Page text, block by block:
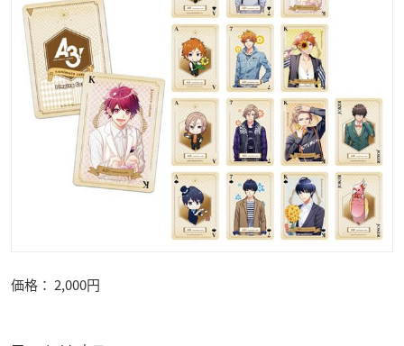
価格： 2,000円